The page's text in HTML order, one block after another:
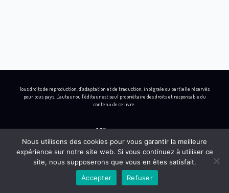
Tous droits de reproduction, d’adaptation et de traduction, intégrale ou partielle réservés
pour tous pays. L’auteur ou l’éditeur est seul propriétaire des droits et responsable du
contenu de ce livre.
L I
n
s
B
e
h
Y
Nous utilisons des cookies pour vous garantir la meilleure
expérience sur notre site web. Si vous continuez à utiliser ce
site, nous supposerons que vous en êtes satisfait.
Accepter
Refuser